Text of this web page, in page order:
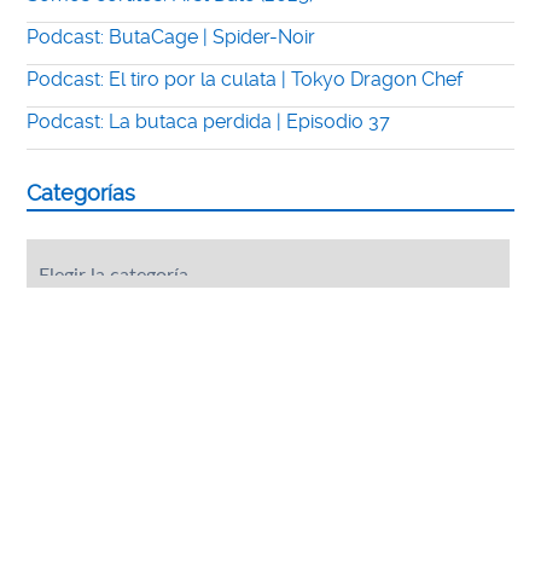
Podcast: ButaCage | Spider-Noir
Podcast: El tiro por la culata | Tokyo Dragon Chef
Podcast: La butaca perdida | Episodio 37
Categorías